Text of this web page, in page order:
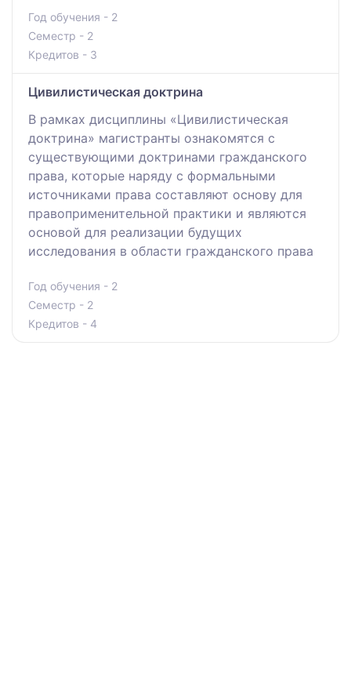
Год обучения - 2
Семестр - 2
Кредитов - 3
Цивилистическая доктрина
В рамках дисциплины «Цивилистическая
доктрина» магистранты ознакомятся с
существующими доктринами гражданского
права, которые наряду с формальными
источниками права составляют основу для
правоприменительной практики и являются
основой для реализации будущих
исследования в области гражданского права
Год обучения - 2
Семестр - 2
Кредитов - 4